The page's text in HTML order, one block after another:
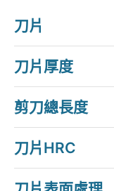
刀片
刀片厚度
剪刀總長度
刀片HRC